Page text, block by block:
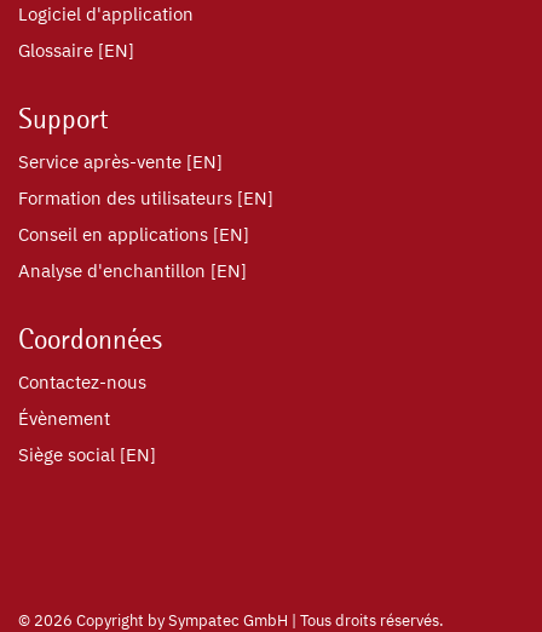
Logiciel d'application
Glossaire [EN]
Support
Service après-vente [EN]
Formation des utilisateurs [EN]
Conseil en applications [EN]
Analyse d'enchantillon [EN]
Coordonnées
Contactez-nous
Évènement
Siège social [EN]
© 2026 Copyright by Sympatec GmbH | Tous droits réservés.